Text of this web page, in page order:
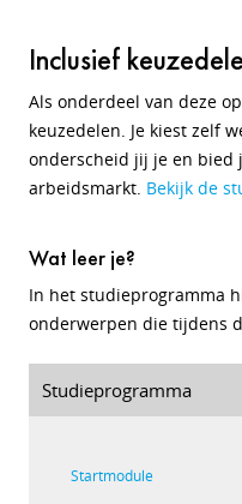
Inclusief
Als onderdeel van deze
keuzedelen. Je kiest zelf
onderscheid jij je en bied
arbeidsmarkt. Bekijk de
Wat leer je?
In het studieprogramma
onderwerpen die tijdens
Studieprogramma
Startmodule